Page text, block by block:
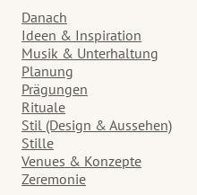
Danach
Ideen & Inspiration
Musik & Unterhaltung
Planung
Prägungen
Rituale
Stil (Design & Aussehen)
Stille
Venues & Konzepte
Zeremonie